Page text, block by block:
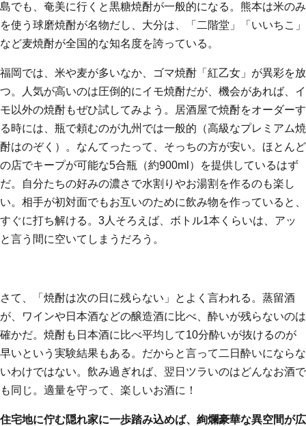
島でも、奄美に行くと黒糖焼酎が一般的になる。熊本は米のみ
を使う球磨焼酎が名物だし、大分は、「二階堂」「いいちこ」
など麦焼酎が全国的な知名度を誇っている。
福岡では、米や麦が多いなか、ゴマ焼酎「紅乙女」が異彩を放
つ。人気が高いのは圧倒的にイモ焼酎だが、機会があれば、イ
モ以外の焼酎もぜひ試してみよう。居酒屋で焼酎をオーダーす
る時には、瓶で頼むのが九州では一般的（高級なプレミアム焼
酎はのぞく）。なんてったって、そっちの方が安い。ほとんど
の店でキープが可能な5合瓶（約900ml）を提供しているはず
だ。自分たちの好みの濃さで水割りやお湯割を作るのも楽し
い。相手が初対面でもお互いのために飲み物を作っていると、
すぐに打ち解ける。3人そろえば、ボトル1本くらいは、アッ
と言う間に空いてしまうだろう。
さて、「焼酎は次の日に残らない」とよく言われる。蒸留酒
が、ワインや日本酒などの醸造酒に比べ、酔いが残らないのは
確かだ。焼酎も日本酒に比べ平均して10分酔いが抜けるのが
早いという実験結果もある。だからと言って二日酔いにならな
いわけではない。飲み過ぎれば、翌日ツラいのはどんなお酒で
も同じ。適量を守って、楽しいお酒に！
住宅地に佇む隠れ家に一歩踏み込めば、絢爛豪華な異空間が広